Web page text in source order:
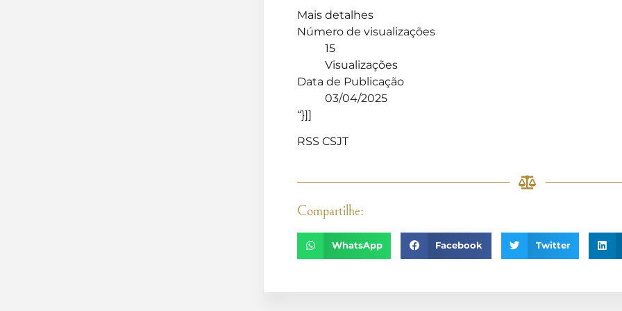
Mais detalhes
Número de visualizações
15
Visualizações
Data de Publicação
03/04/2025
“}]]
RSS CSJT
Compartilhe:
WhatsApp Facebook Twitter